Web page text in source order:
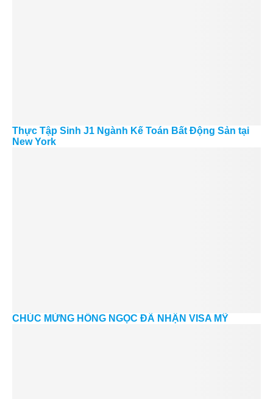
Thực Tập Sinh J1 Ngành Kế Toán Bất Động Sản tại
New York
CHÚC MỪNG HỒNG NGỌC ĐÃ NHẬN VISA MỸ